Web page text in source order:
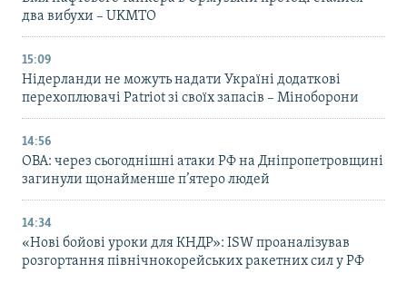
два вибухи – UKMTO
15:09
Нідерланди не можуть надати Україні додаткові
перехоплювачі Patriot зі своїх запасів – Міноборони
14:56
ОВА: через сьогоднішні атаки РФ на Дніпропетровщині
загинули щонайменше п’ятеро людей
14:34
«Нові бойові уроки для КНДР»: ISW проаналізував
розгортання північнокорейських ракетних сил у РФ